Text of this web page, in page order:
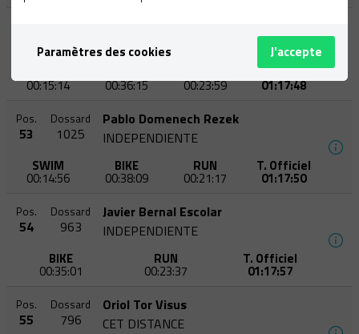
TRIFANATICS
00:15:14 00:36:15 00:23:59
T. Officiel
01:17:48
Pos.
53
Dossard
1025
Pablo Domenech Rezek
INDEPENDIENTE
SWIM
00:14:56
BIKE
00:38:09
RUN
00:21:17
T. Officiel
01:17:50
Pos.
54
Dossard
963
Javier Bernal Escolar
INDEPENDIENTE
BIKE
00:35:01
RUN
00:23:37
T. Officiel
01:17:57
Pos.
55
Dossard
796
Oriol Tor Visus
CET DISTANCE
Paramètres des cookies J'accepte